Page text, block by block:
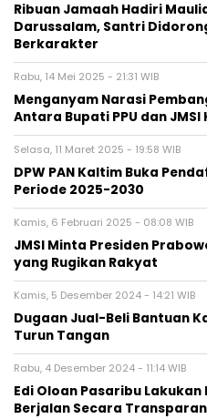
Ribuan Jamaah Hadiri
Darussalam, Santri
Berkarakter
Rabu, 14 Mei 2025 - 21:31 WIB
Menganyam Narasi
Antara Bupati PPU dan JMSI
Selasa, 11 Maret 2025 - 19:58 WIB
DPW PAN Kaltim Buka
Periode 2025-2030
Kamis, 6 Februari 2025 - 08:08 WIB
JMSI Minta Presiden
yang Rugikan Rakyat
Kamis, 5 Desember 2024 - 14:21 WIB
Dugaan Jual-Beli Bantuan
Turun Tangan
Rabu, 4 Desember 2024 - 11:14 WIB
Edi Oloan Pasaribu Lakukan
Berjalan Secara Transparan